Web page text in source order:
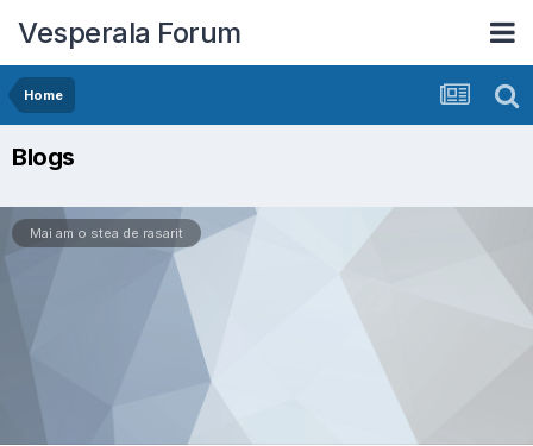
Vesperala Forum
Home
Blogs
Mai am o stea de rasarit